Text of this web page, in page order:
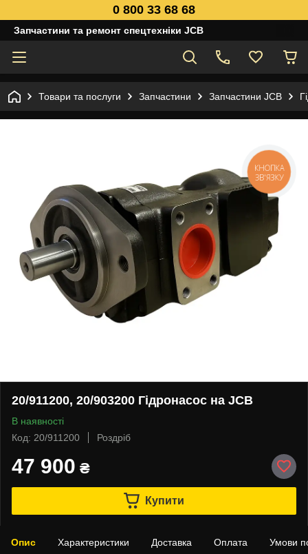
0 800 33 68 68
Запчастини та ремонт спецтехніки JCB
Товари та послуги Запчастини Запчастини JCB
20/911200, 20/903200 Гідронасос на JCB
В наявності
Код: 20/911200
Роздріб
47 900 ₴
Купити
Опис Характеристики Доставка Оплата Умови
КНОПКА
ЗВ'ЯЗКУ